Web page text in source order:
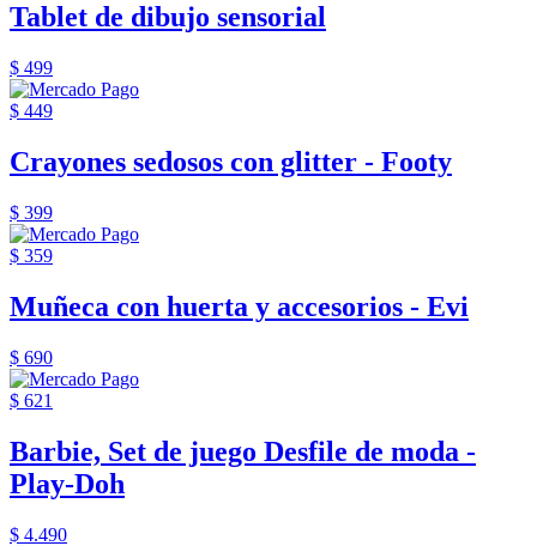
Tablet de dibujo sensorial
$ 499
$ 449
Crayones sedosos con glitter - Footy
$ 399
$ 359
Muñeca con huerta y accesorios - Evi
$ 690
$ 621
Barbie, Set de juego Desfile de moda -
Play-Doh
$ 4.490